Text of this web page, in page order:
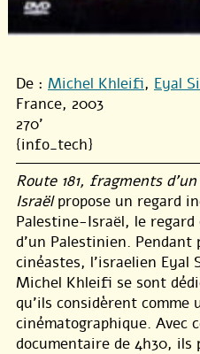
De : Michel Khleifi, Eyal
France, 2003
270'
{info_tech}
Route 181, fragments
Israëlpropose un regard
Palestine-Israël, le regard
d’un Palestinien. Pendant
cinéastes, l’israelien Eyal
Michel Khleifi se sont
qu’ils considèrent comme
cinématographique. Avec
documentaire de 4h30, ils